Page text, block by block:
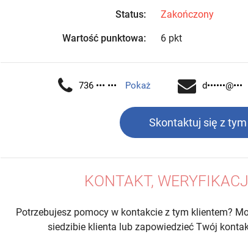
Status: Zakończony
Wartość punktowa: 6 pkt
736 ••• ••• Pokaż d••••••@•••
Skontaktuj się z
KONTAKT,
Potrzebujesz pomocy w kontakcie z tym klientem?
siedzibie klienta lub zapowiedzieć Twój